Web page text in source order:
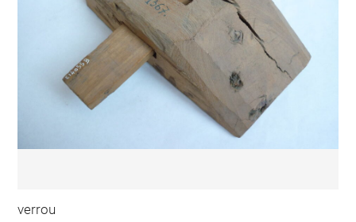
verrou